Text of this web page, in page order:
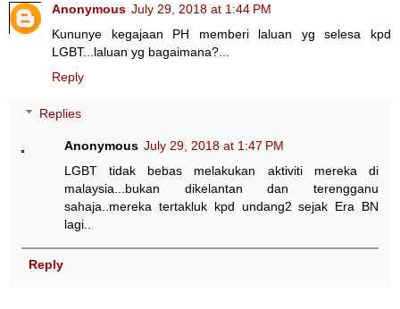
Anonymous July 29, 2018 at 1:44 PM
Kununye kegajaan PH memberi laluan yg selesa kpd
LGBT...laluan yg bagaimana?...
Reply
Replies
Anonymous July 29, 2018 at 1:47 PM
LGBT tidak bebas melakukan aktiviti mereka di
malaysia...bukan dikelantan dan terengganu
sahaja..mereka tertakluk kpd undang2 sejak Era BN
lagi..
Reply